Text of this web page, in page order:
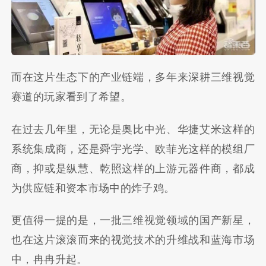
而在这片生态下的产业链端，多年来深耕三维视觉
赛道的玩家看到了希望。
在过去几年里，无论是奥比中光、华捷艾米这样的
系统集成商，还是舜宇光学、欧菲光这样的模组厂
商，抑或是纵慧、乾照这样的上游元器件商，都成
为供应链和资本市场中的炸子鸡。
更值得一提的是，一批三维视觉领域的国产新星，
也在这片滚滚而来的视觉技术的升维战和蓝海市场
中，冉冉升起。